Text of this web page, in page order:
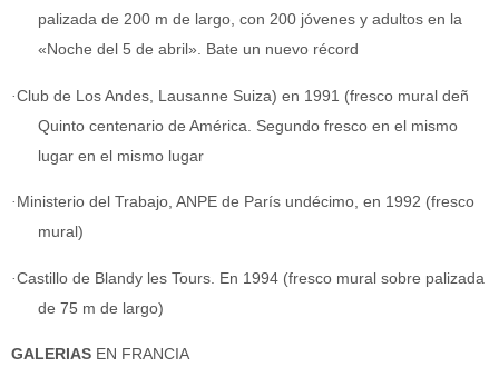
palizada de 200 m de largo, con 200 jóvenes y adultos en la
«Noche del 5 de abril». Bate un nuevo récord
·Club de Los Andes, Lausanne Suiza) en 1991 (fresco mural deñ
Quinto centenario de América. Segundo fresco en el mismo
lugar en el mismo lugar
·Ministerio del Trabajo, ANPE de París undécimo, en 1992 (fresco
mural)
·Castillo de Blandy les Tours. En 1994 (fresco mural sobre palizada
de 75 m de largo)
GALERIAS EN FRANCIA